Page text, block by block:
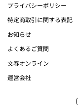
プライバシーポリシー
特定商取引に関する表記
お知らせ
よくあるご質問
文春オンライン
運営会社